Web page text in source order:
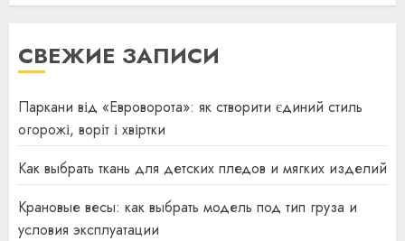
СВЕЖИЕ ЗАПИСИ
Паркани від «Евроворота»: як створити єдиний стиль
огорожі, воріт і хвіртки
Как выбрать ткань для детских пледов и мягких изделий
Крановые весы: как выбрать модель под тип груза и
условия эксплуатации